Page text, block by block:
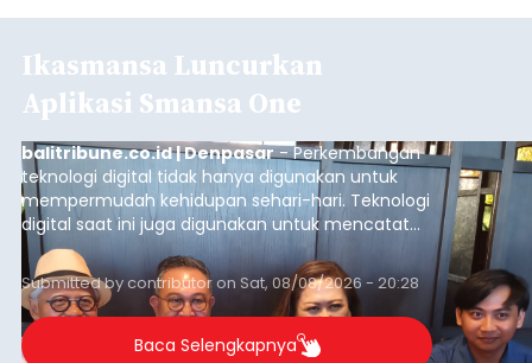
Ikasmansa Luncurkan
Aplikasi Smansa One
balitribune.co.id | Denpasar- Perkembangan
teknologi digital tidak hanya digunakan untuk
mempermudah kehidupan sehari-hari. Teknologi
digital saat ini juga digunakan untuk mencatat
dan mengelola data base alumni dari suatu
sekolah, salah satunya adalah alumni SMA 1
Denpasar.
Submitted bycontributoronSat, 08/08/2026 - 20:28
Baca Selengkapnya